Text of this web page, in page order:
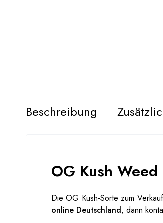
Beschreibung
OG Kush
Die OG Kush-Sorte zum
online Deutschland, dann